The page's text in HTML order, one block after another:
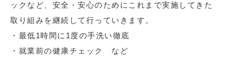
ックなど、安全・安心のためにこれまで実施してきた
取り組みを継続して行っていきます。
・最低1時間に1度の手洗い徹底
・就業前の健康チェック など